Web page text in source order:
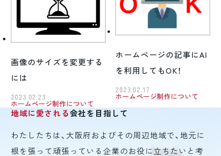
画像のサイズを変更する
には
2023.02.23
ホームページ制作について
ホームページの記事にAI
を利用してもOK！
2023.02.17
ホームページ制作について
地域に愛される会社を目指して
わたしたちは、大阪府およびその周辺地域で、地元に
根を張って頑張っている企業のお役に立ちたいと考